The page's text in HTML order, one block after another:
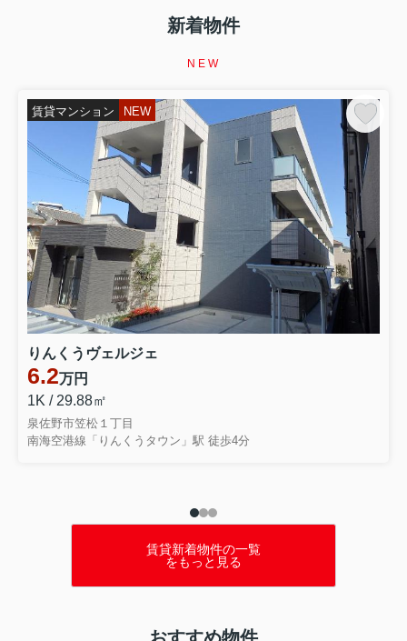
新着物件
NEW
賃貸マンション NEW
りんくうヴェルジェ
6.2万円
1K / 29.88㎡
泉佐野市笠松１丁目
南海空港線「りんくうタウン」駅 徒歩4分
賃貸新着物件の一覧
をもっと見る